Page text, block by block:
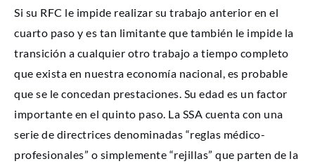
Si su RFC le impide realizar su trabajo anterior en el
cuarto paso y es tan limitante que también le impide la
transición a cualquier otro trabajo a tiempo completo
que exista en nuestra economía nacional, es probable
que se le concedan prestaciones. Su edad es un factor
importante en el quinto paso. La SSA cuenta con una
serie de directrices denominadas “reglas médico-
profesionales” o simplemente “rejillas” que parten de la